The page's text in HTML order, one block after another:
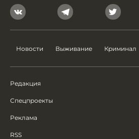
Новости Выживание Криминал
Редакция
Спецпроекты
Реклама
RSS